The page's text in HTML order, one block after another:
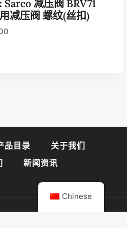
减压阀 BRV71
减压阀 螺纹(丝扣)
品目录
关于我们
新闻资讯
Chinese